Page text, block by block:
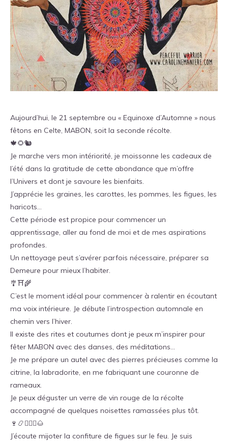
Aujourd’hui, le 21 septembre ou « Equinoxe d’Automne » nous
fêtons en Celte, MABON, soit la seconde récolte.
🍁🌻🐿
Je marche vers mon intériorité, je moissonne les cadeaux de
l’été dans la gratitude de cette abondance que m’offre
l’Univers et dont je savoure les bienfaits.
J’apprécie les graines, les carottes, les pommes, les figues, les
haricots…
Cette période est propice pour commencer un
apprentissage, aller au fond de moi et de mes aspirations
profondes.
Un nettoyage peut s’avérer parfois nécessaire, préparer sa
Demeure pour mieux l’habiter.
🎐⛩🌾
C’est le moment idéal pour commencer à ralentir en écoutant
ma voix intérieure. Je débute l’introspection automnale en
chemin vers l’hiver.
Il existe des rites et coutumes dont je peux m’inspirer pour
fêter MABON avec des danses, des méditations…
Je me prépare un autel avec des pierres précieuses comme la
citrine, la labradorite, en me fabriquant une couronne de
rameaux.
Je peux déguster un verre de vin rouge de la récolte
accompagné de quelques noisettes ramassées plus tôt.
🍷📿🧘🏻‍♀️🌰
J’écoute mijoter la confiture de figues sur le feu. Je suis